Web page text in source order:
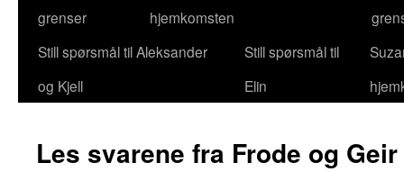
grenser
hjemkomsten
Still spørsmål til Aleksander
og Kjell
Still spørsmål til
Elin
Les svarene fra Frode og